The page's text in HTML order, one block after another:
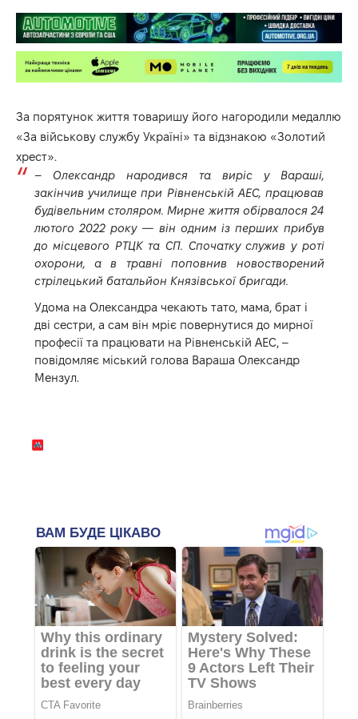
За порятунок життя товаришу його нагородили медаллю
«За військову службу Україні» та відзнакою «Золотий
хрест».
– Олександр народився та виріс у Вараші,
закінчив училище при Рівненській АЕС, працював
будівельним столяром. Мирне життя обірвалося 24
лютого 2022 року — він одним із перших прибув
до місцевого РТЦК та СП. Спочатку служив у роті
охорони, а в травні поповнив новостворений
стрілецький батальйон Князівської бригади.
Удома на Олександра чекають тато, мама, брат і
дві сестри, а сам він мріє повернутися до мирної
професії та працювати на Рівненській АЕС, –
повідомляє міський голова Вараша Олександр
Мензул.